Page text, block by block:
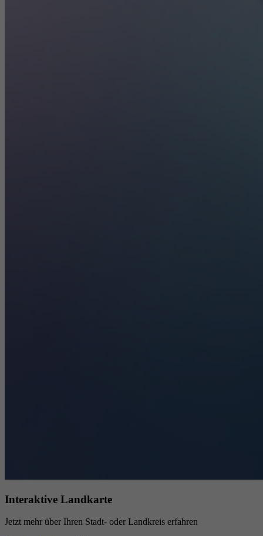
Interaktive Landkarte
Jetzt mehr über Ihren Stadt- oder Landkreis erfahren